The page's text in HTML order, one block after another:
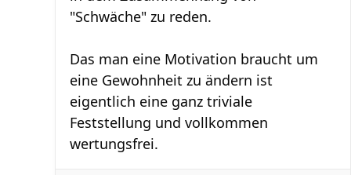
"Schwäche" zu reden.
Das man eine Motivation braucht um
eine Gewohnheit zu ändern ist
eigentlich eine ganz triviale
Feststellung und vollkommen
wertungsfrei.